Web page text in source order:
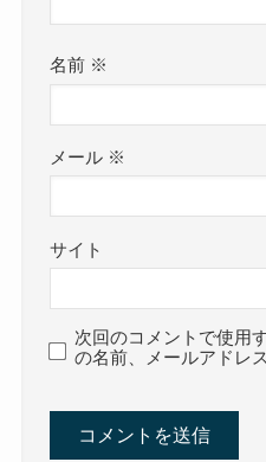
名前 ※
メール ※
サイト
次回のコメントで使用
の名前、メールアドレ